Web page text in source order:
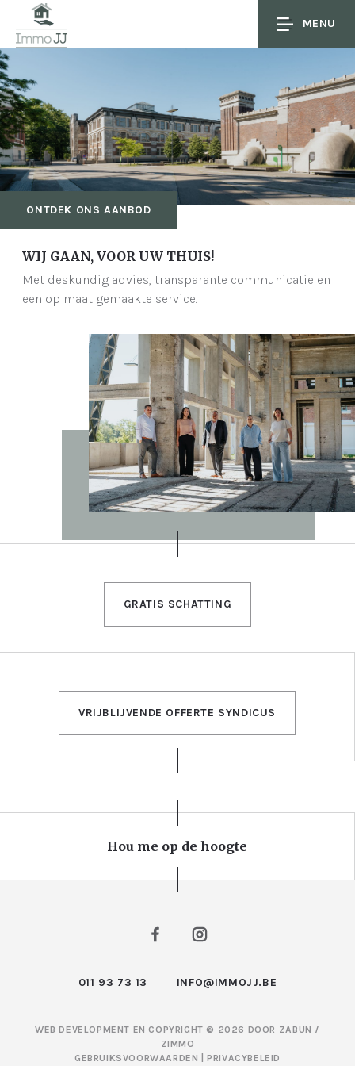
MENU
ONTDEK ONS AANBOD
WIJ GAAN, VOOR UW THUIS!
Met deskundig advies, transparante communicatie en
een op maat gemaakte service.
GRATIS SCHATTING
VRIJBLIJVENDE OFFERTE SYNDICUS
Hou me op de hoogte
011 93 73 13 INFO@IMMOJJ.BE
WEB DEVELOPMENT EN COPYRIGHT © 2026 DOOR ZABUN /
ZIMMO
GEBRUIKSVOORWAARDEN
|PRIVACYBELEID